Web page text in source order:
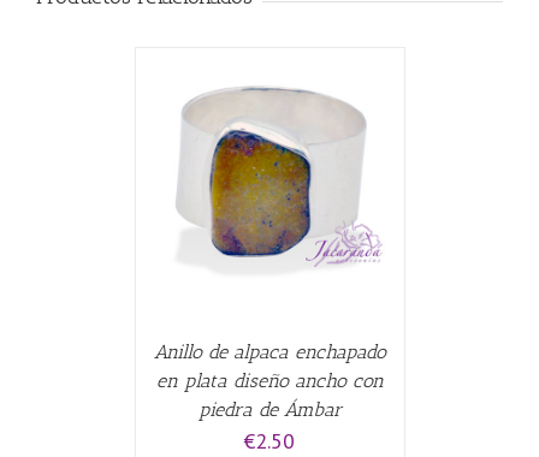
Anillo de alpaca enchapado
en plata diseño ancho con
piedra de Ámbar
€2.50